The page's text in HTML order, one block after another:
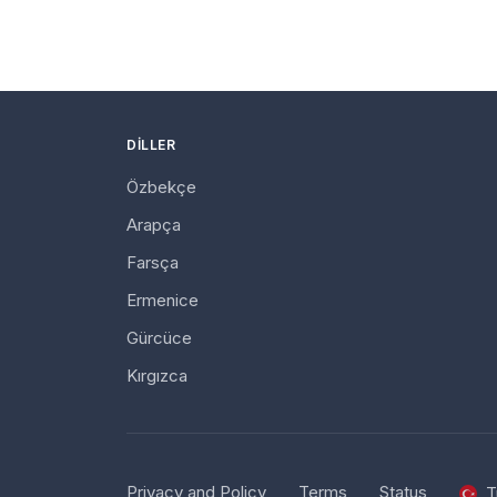
DILLER
Özbekçe
Arapça
Farsça
Ermenice
Gürcüce
Kırgızca
Privacy and Policy Terms Status